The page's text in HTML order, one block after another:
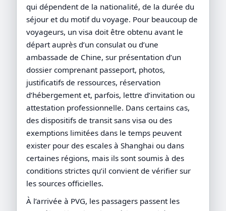
qui dépendent de la nationalité, de la durée du
séjour et du motif du voyage. Pour beaucoup de
voyageurs, un visa doit être obtenu avant le
départ auprès d’un consulat ou d’une
ambassade de Chine, sur présentation d’un
dossier comprenant passeport, photos,
justificatifs de ressources, réservation
d’hébergement et, parfois, lettre d’invitation ou
attestation professionnelle. Dans certains cas,
des dispositifs de transit sans visa ou des
exemptions limitées dans le temps peuvent
exister pour des escales à Shanghai ou dans
certaines régions, mais ils sont soumis à des
conditions strictes qu’il convient de vérifier sur
les sources officielles.
À l’arrivée à PVG, les passagers passent les